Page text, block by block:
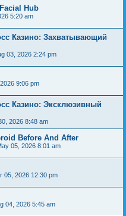
Hub
5:20 am
Казино: Захватывающий
03, 2026 2:24 pm
9:06 pm
Казино: Эксклюзивный
2026 8:48 am
Before And After
05, 2026 8:01 am
05, 2026 12:30 pm
04, 2026 5:45 am